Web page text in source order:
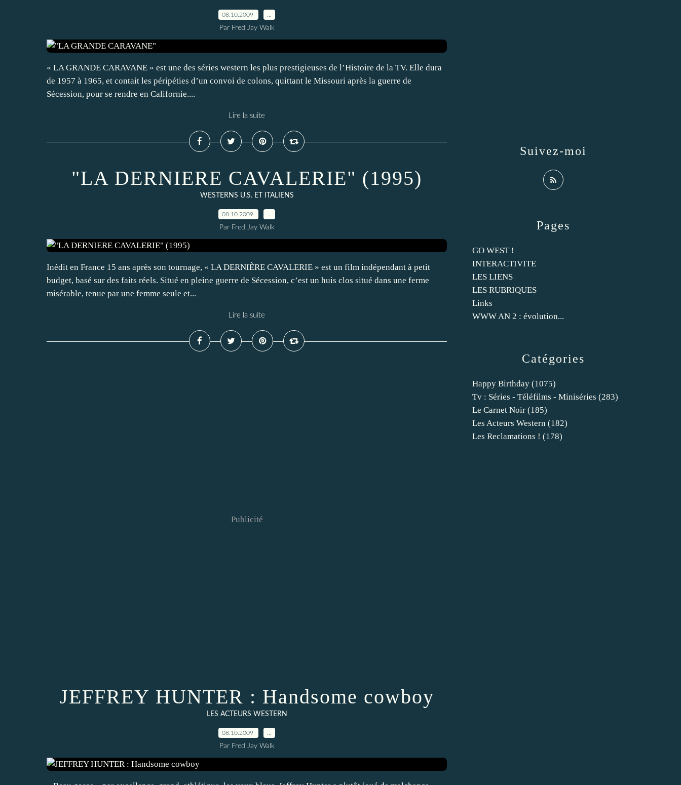
08.10.2009
Par Fred Jay Walk
« LA GRANDE CARAVANE » est une des séries western les plus prestigieuses de l’Histoire de la TV. Elle dura
de 1957 à 1965, et contait les péripéties d’un convoi de colons, quittant le Missouri après la guerre de
Sécession, pour se rendre en Californie....
Lire la suite
"LA DERNIERE CAVALERIE" (1995)
WESTERNS U.S. ET ITALIENS
08.10.2009
Par Fred Jay Walk
Inédit en France 15 ans après son tournage, « LA DERNIÈRE CAVALERIE » est un film indépendant à petit
budget, basé sur des faits réels. Situé en pleine guerre de Sécession, c’est un huis clos situé dans une ferme
misérable, tenue par une femme seule et...
Lire la suite
Publicité
JEFFREY HUNTER : Handsome cowboy
LES ACTEURS WESTERN
08.10.2009
Par Fred Jay Walk
Catégories
Happy Birthday (1075)
Tv : Séries - Téléfilms - Miniséries (283)
Le Carnet Noir (185)
Les Acteurs Western (182)
Les Reclamations ! (178)
Pages
GO WEST !
INTERACTIVITE
LES LIENS
LES RUBRIQUES
Links
WWW AN 2 : évolution...
Suivez-moi